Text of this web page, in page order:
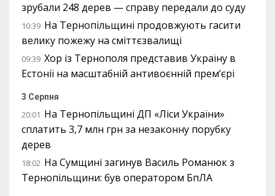
зрубали 248 дерев — справу передали до суду
10:39 На Тернопільщині продовжують гасити
велику пожежу на сміттєзвалищі
09:39 Хор із Тернополя представив Україну в
Естонії на масштабній антивоєнній прем’єрі
3 Серпня
20:01 На Тернопільщині ДП «Ліси України»
сплатить 3,7 млн грн за незаконну порубку
дерев
18:02 На Сумщині загинув Василь Романюк з
Тернопільщини: був оператором БпЛА